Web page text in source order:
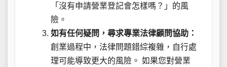
「沒有申請營業登記會怎樣嗎？」的風
險。
如有任何疑問，尋求專業法律顧問協助：
創業過程中，法律問題錯綜複雜，自行處
理可能導致更大的風險。 如果您對營業